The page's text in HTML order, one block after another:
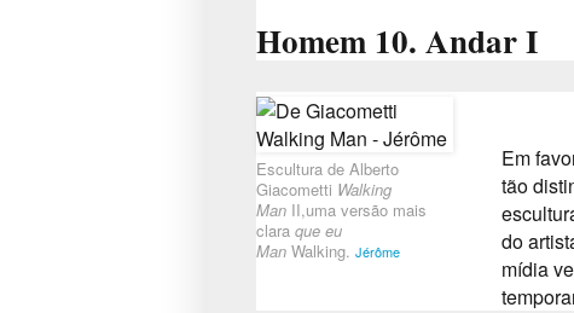
Homem 10. Andar I
Escultura de Alberto
Giacometti Walking
Man II,uma versão mais
clara que eu
Man Walking. Jérôme
Em
tão
do
mídia